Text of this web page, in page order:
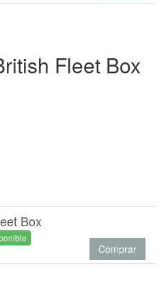
Fleet Box
Box
Comprar